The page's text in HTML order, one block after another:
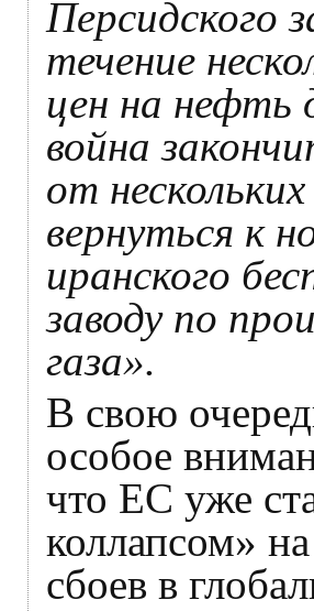
Персидского
течение
цен на нефть
война
от
вернуться к
иранского
заводу по
газа».
В свою
особое
что ЕС уже
коллапсом»
сбоев в